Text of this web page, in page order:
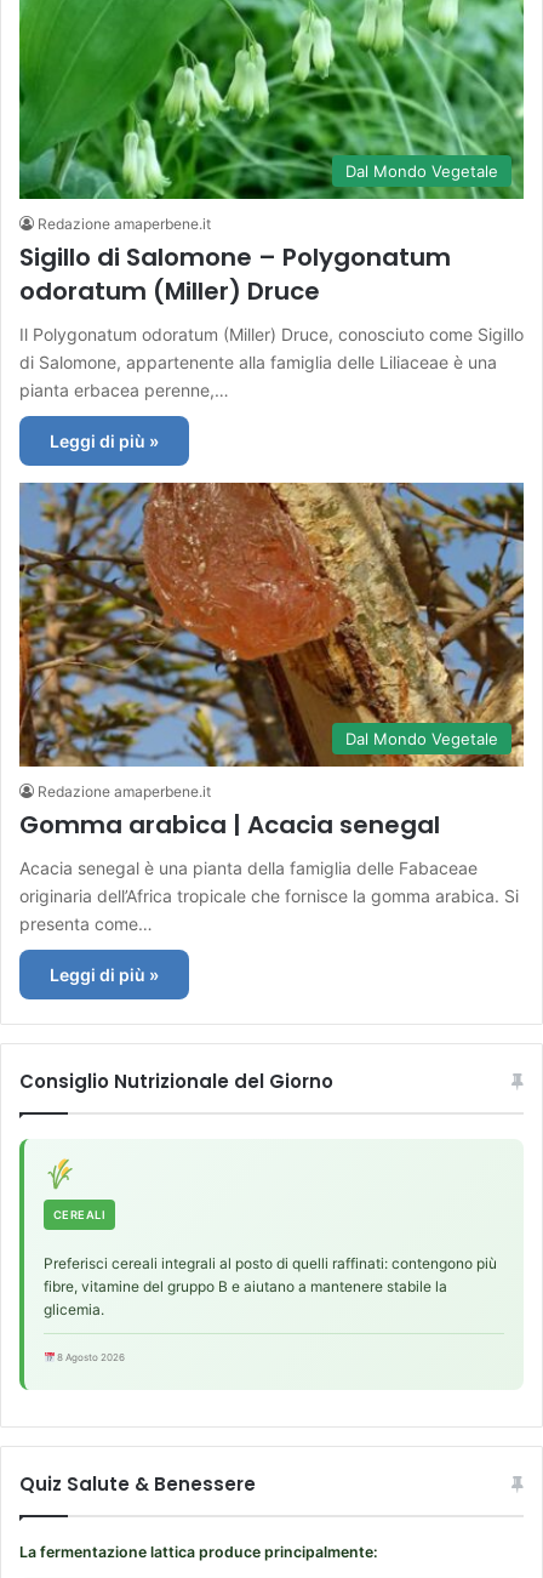
Dal Mondo Vegetale
Redazione amaperbene.it
Sigillo di Salomone – Polygonatum
odoratum (Miller) Druce
Il Polygonatum odoratum (Miller) Druce, conosciuto come Sigillo
di Salomone, appartenente alla famiglia delle Liliaceae è una
pianta erbacea perenne,…
Leggi di più »
Dal Mondo Vegetale
Redazione amaperbene.it
Gomma arabica | Acacia senegal
Acacia senegal è una pianta della famiglia delle Fabaceae
originaria dell’Africa tropicale che fornisce la gomma arabica. Si
presenta come…
Leggi di più »
Consiglio Nutrizionale del Giorno
CEREALI
Preferisci cereali integrali al posto di quelli raffinati: contengono più
fibre, vitamine del gruppo B e aiutano a mantenere stabile la
glicemia.
8 Agosto 2026
Quiz Salute & Benessere
La fermentazione lattica produce principalmente: